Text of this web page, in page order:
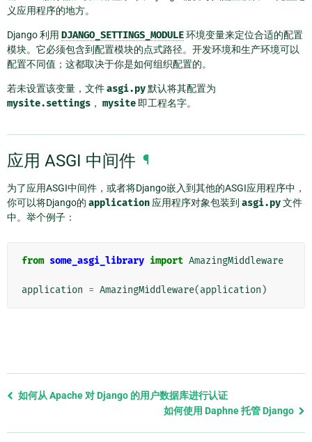
义应用程序的地方。
Django 利用 DJANGO_SETTINGS_MODULE环境变量来定位合适的配置
模块。它必须包含到配置模块的点式路径。开发环境和生产环境可以
配置不同值；这都取决于你是如何组织配置的。
若未设置该变量，文件asgi.py默认将其配置为
mysite.settings ， mysite 即工程名字。
应用 ASGI 中间件 ¶
为了应用ASGI中间件，或者将Django嵌入到其他的ASGI应用程序中，
你可以将Django的 application 应用程序对象包装到 asgi.py文件
中。举个例子：
from some_asgi_library import AmazingMiddleware
application = AmazingMiddleware(application )
Previous
如何从 Apache 对 Django 的用户数据库进行认证
如何使用 Daphne 托管 Django